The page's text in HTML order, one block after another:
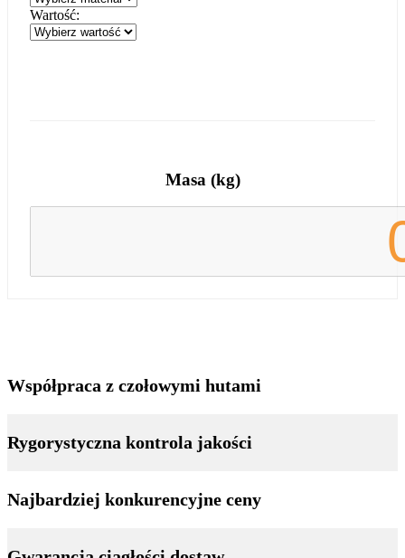
Wartość:
Masa (kg)
Współpraca z czołowymi hutami
Rygorystyczna kontrola jakości
Najbardziej konkurencyjne ceny